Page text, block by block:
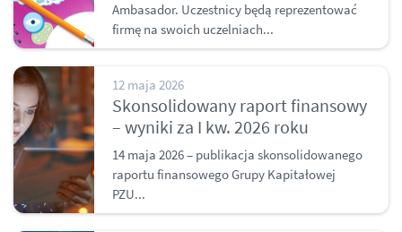
Ambasador. Uczestnicy będą reprezentować
firmę na swoich uczelniach...
12 maja 2026
Skonsolidowany raport finansowy
– wyniki za I kw. 2026 roku
14 maja 2026 – publikacja skonsolidowanego
raportu finansowego Grupy Kapitałowej
PZU...